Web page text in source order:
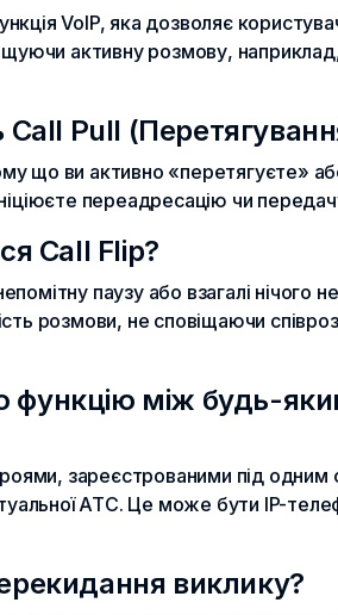
VoIP, яка дозволяє
активну розмову,
Pull
що ви активно «перетягуєте»
переадресацію чи
Call Flip?
паузу або взагалі нічого
розмови, не сповіщаючи
функцію між будь-
зареєстрованими під одним
АТС. Це може бути IP-
виклику?